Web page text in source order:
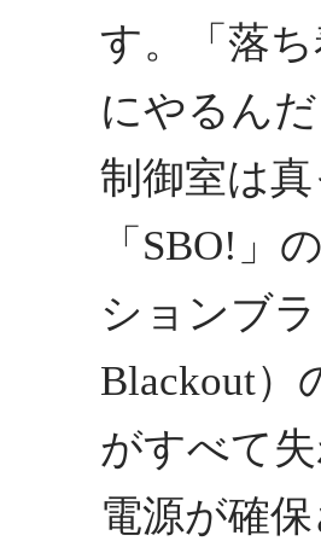
す。「落
にやるん
制御室は
「SBO!」
ションブ
Blackout）
がすべて
電源が確